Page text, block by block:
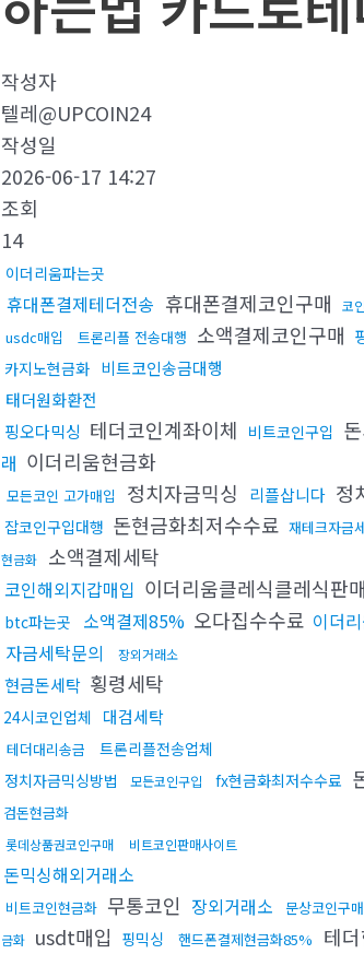
작성자
텔레@UPCOIN24
작성일
2026-06-17 14:27
조회
14
이더리움파는곳
휴대폰결제테더전송 휴대폰결제코인구매 코
usdc매입 트론리플 전송대행 소액결제코인구매
카지노현금화 비트코인송금대행
태더원화환전
핑오다믹싱 테더코인계좌이체 비트코인구입
래 이더리움현금화
모든코인 고가매입 정치자금믹싱 리플삽니다 정
잡코인구입대행 돈현금화최저수수료 재테크자금
현금화
소액결제세탁
코인해외지갑매입 이더리움클레식클레식판매
btc파는곳 소액결제85% 오다집수수료 이더
자금세탁문의
장외거래소
현금돈세탁 횡령세탁
24시코인업체 대검세탁
테더대리송금
트론리플전송업체
정치자금믹싱방법
모든코인구입 fx현금화최저수수료
검돈현금화
롯데상품권코인구매 비트코인판매사이트
돈믹싱해외거래소
비트코인현금화 무통코인 장외거래소 문상코인구
금화 usdt매입 핑믹싱 핸드폰결제현금화85% 테